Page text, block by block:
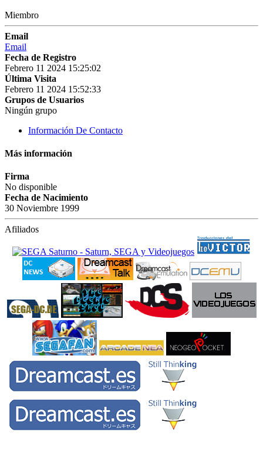
Miembro
Email
Email
Fecha de Registro
Febrero 11 2024 15:25:02
Última Visita
Febrero 11 2024 15:52:33
Grupos de Usuarios
Ningún grupo
Información De Contacto
Más información
Firma
No disponible
Fecha de Nacimiento
30 Noviembre 1999
Afiliados